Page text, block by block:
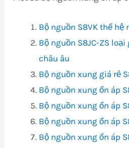
Bộ nguồn S8VK thế hệ
Bộ nguồn S8JC-ZS
châu âu
Bộ nguồn xung giá rẻ
Bộ nguồn xung ổn áp
Bộ nguồn xung ổn áp
Bộ nguồn xung ổn áp
Bộ nguồn xung ổn áp